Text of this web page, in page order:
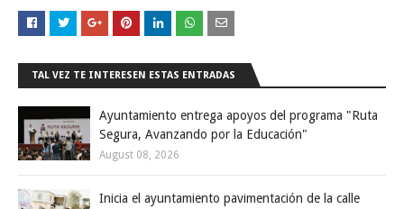
TAL VEZ TE INTERESEN ESTAS ENTRADAS
Ayuntamiento entrega apoyos del programa "Ruta
Segura, Avanzando por la Educación"
August 08, 2026
Inicia el ayuntamiento pavimentación de la calle